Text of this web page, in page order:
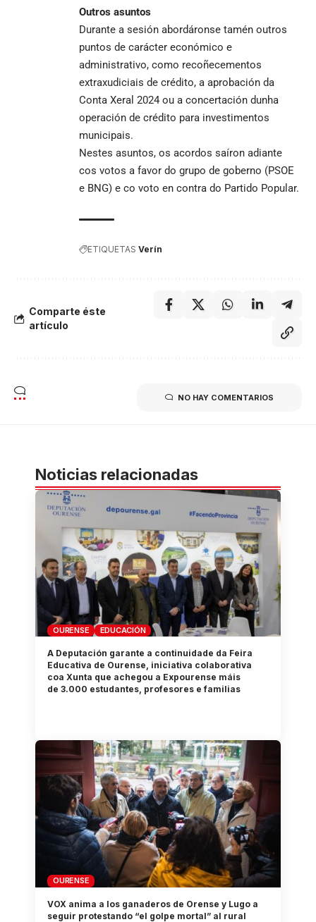
Outros asuntos
Durante a sesión abordáronse tamén outros
puntos de carácter económico e
administrativo, como recoñecementos
extraxudiciais de crédito, a aprobación da
Conta Xeral 2024 ou a concertación dunha
operación de crédito para investimentos
municipais.
Nestes asuntos, os acordos saíron adiante
cos votos a favor do grupo de goberno (PSOE
e BNG) e co voto en contra do Partido Popular.
ETIQUETAS Verín
Comparte éste
artículo
NO HAY COMENTARIOS
Noticias relacionadas
OURENSE EDUCACIÓN
A Deputación garante a continuidade da Feira
Educativa de Ourense, iniciativa colaborativa
coa Xunta que achegou a Expourense máis
de 3.000 estudantes, profesores e familias
OURENSE
VOX anima a los ganaderos de Orense y Lugo a
seguir protestando “el golpe mortal” al rural